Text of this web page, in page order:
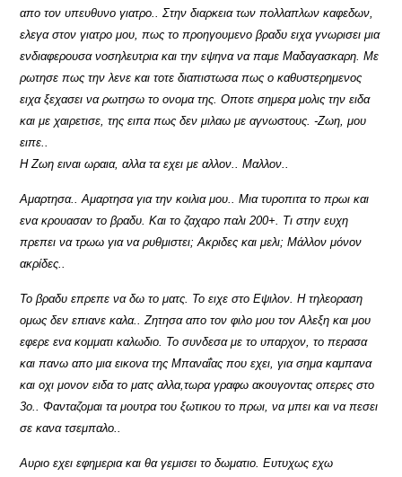
απο τον υπευθυνο γιατρο.. Στην διαρκεια των πολλαπλων καφεδων,
ελεγα στον γιατρο μου, πως το προηγουμενο βραδυ ειχα γνωρισει μια
ενδιαφερουσα νοσηλευτρια και την εψηνα να παμε Μαδαγασκαρη. Με
ρωτησε πως την λενε και τοτε διαπιστωσα πως ο καθυστερημενος
ειχα ξεχασει να ρωτησω το ονομα της. Οποτε σημερα μολις την ειδα
και με χαιρετισε, της ειπα πως δεν μιλαω με αγνωστους. -Ζωη, μου
ειπε..
Η Ζωη ειναι ωραια, αλλα τα εχει με αλλον.. Μαλλον..
Αμαρτησα.. Αμαρτησα για την κοιλια μου.. Μια τυροπιτα το πρωι και
ενα κρουασαν το βραδυ. Και το ζαχαρο παλι 200+. Τι στην ευχη
πρεπει να τρωω για να ρυθμιστει; Ακριδες και μελι; Μάλλον μόνον
ακρίδες..
Το βραδυ επρεπε να δω το ματς. Το ειχε στο Εψιλον. Η τηλεοραση
ομως δεν επιανε καλα.. Ζητησα απο τον φιλο μου τον Αλεξη και μου
εφερε ενα κομματι καλωδιο. Το συνδεσα με το υπαρχον, το περασα
και πανω απο μια εικονα της Μπαναΐας που εχει, για σημα καμπανα
και οχι μονον ειδα το ματς αλλα,τωρα γραφω ακουγοντας οπερες στο
3ο.. Φανταζομαι τα μουτρα του ξωτικου το πρωι, να μπει και να πεσει
σε κανα τσεμπαλο..
Αυριο εχει εφημερια και θα γεμισει το δωματιο. Ευτυχως εχω